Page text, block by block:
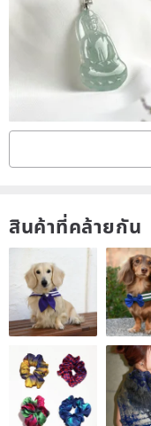
About Apatite
The English name
has the characteristic
called "spiritual light" or
allows one's heart to
Apatite comes in a rich
kaleidoscope, with
variety from Madagascar.
Necklace Size
■ Chain Length / Two
สินค้าที่คล้ายกัน